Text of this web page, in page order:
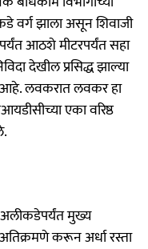
वर्ग झाला असून शिवाजी
आठशे मीटरपर्यंत सहा
देखील प्रसिद्ध झाल्या
आहे. लवकरात लवकर हा
एका वरिष्ठ
अलीकडेपर्यंत मुख्य
करून अर्धा रस्ता